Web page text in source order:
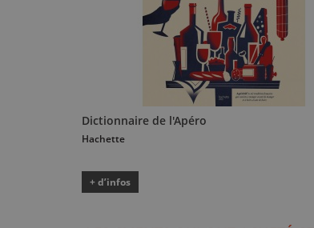
Dictionnaire de l'Apéro
Hachette
+ d’infos